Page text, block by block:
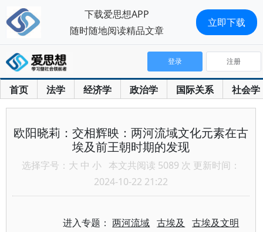
首页 法学 经济学 政治学 国际关系 社会学
登录 注册
欧阳晓莉：交相辉映：两河流域文化元素在古
埃及前王朝时期的发现
选择字号： 大 中 小 本文共阅读 5089 次 更新时间：
2024-10-22 21:22
进入专题：两河流域 古埃及 古埃及文明
下载爱思想APP
随时随地阅读精品文章
立即下载